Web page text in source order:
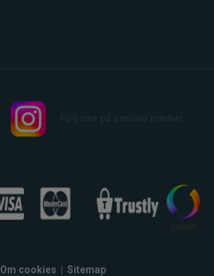
Om cookies | Sitemap